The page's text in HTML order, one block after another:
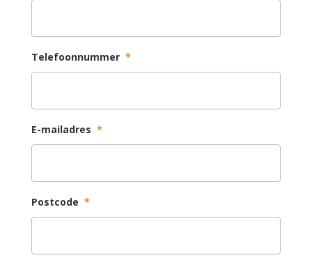
Telefoonnummer *
E-mailadres *
Postcode *